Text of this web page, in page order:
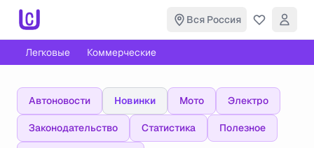
Вся Россия
Легковые Коммерческие
Автоновости Новинки Мото Электро
Законодательство Статистика Полезное